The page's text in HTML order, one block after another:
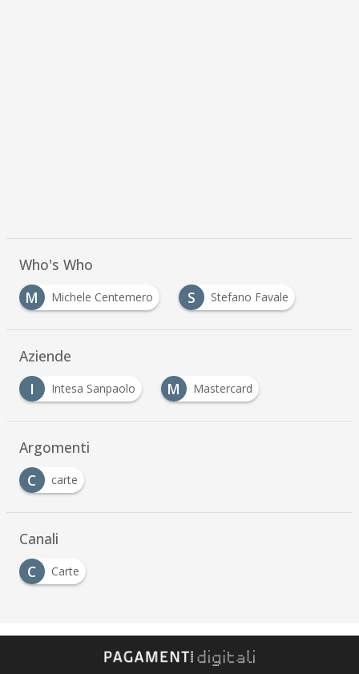
Who's Who
M
Michele Centemero S Stefano Favale
Aziende
I
Intesa Sanpaolo M Mastercard
Argomenti
C
carte
Canali
C
Carte